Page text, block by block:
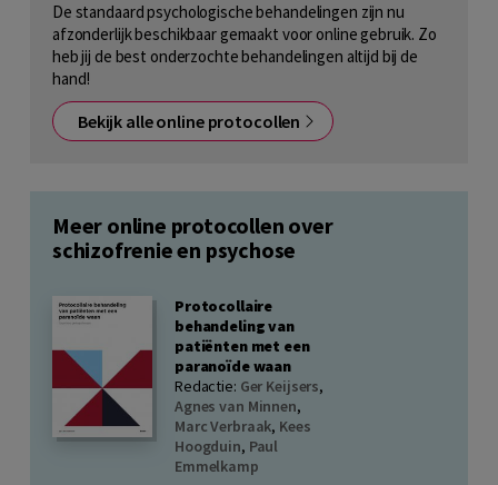
De standaard psychologische behandelingen zijn nu
afzonderlijk beschikbaar gemaakt voor online gebruik. Zo
heb jij de best onderzochte behandelingen altijd bij de
hand!
Bekijk alle online protocollen
Meer online protocollen over
schizofrenie en psychose
Protocollaire
behandeling van
patiënten met een
paranoïde waan
Redactie: Ger Keijsers,
Agnes van Minnen,
Marc Verbraak, Kees
Hoogduin, Paul
Emmelkamp